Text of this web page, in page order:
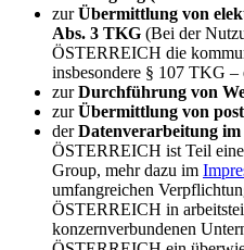
zurÜbermittlung von
Abs. 3 TKG (Bei der
ÖSTERREICH die
insbesondere § 107 TKG –
zurDurchführung von
zurÜbermittlung von
derDatenverarbeitung
ÖSTERREICH ist Teil
Group, mehr dazu im
umfangreichen
ÖSTERREICH in
konzernverbundenen